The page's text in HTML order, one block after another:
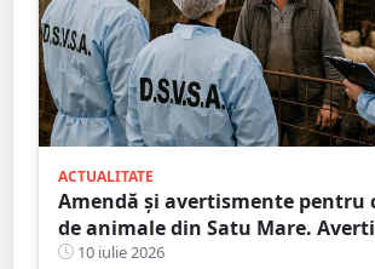
ACTUALITATE
Amendă și avertismente pentru
de animale din Satu Mare.
venită de la DSVSA
10 iulie 2026